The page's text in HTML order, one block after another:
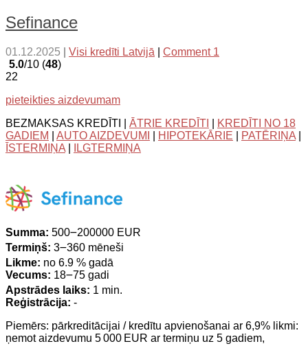
Sefinance
01.12.2025 Visi kredīti Latvijā
Comment 1
5.0/10 (48)
22
pieteikties aizdevumam
BEZMAKSAS KREDĪTI | ĀTRIE KREDĪTI
KREDĪTI NO 18
GADIEM
AUTO AIZDEVUMI HIPOTEKĀRIE PATĒRIŅA
ĪSTERMIŅA
ILGTERMIŅA
Summa: 500౼200000 EUR
Termiņš: 3౼360 mēneši
Likme: no 6.9 % gadā
Vecums: 18౼75 gadi
Apstrādes laiks: 1 min.
Reģistrācija: -
Piemērs: pārkreditācijai / kredītu apvienošanai ar 6,9% likmi:
ņemot aizdevumu 5 000 EUR ar termiņu uz 5 gadiem,